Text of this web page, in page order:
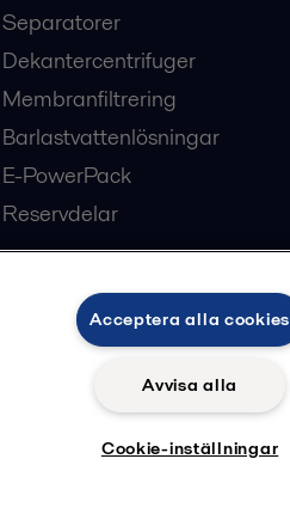
Separatorer
Dekantercentrifuger
Membranfiltrering
Barlastvattenlösningar
E-PowerPack
Reservdelar
Acceptera alla cookies
Avvisa alla
Cookie-inställningar